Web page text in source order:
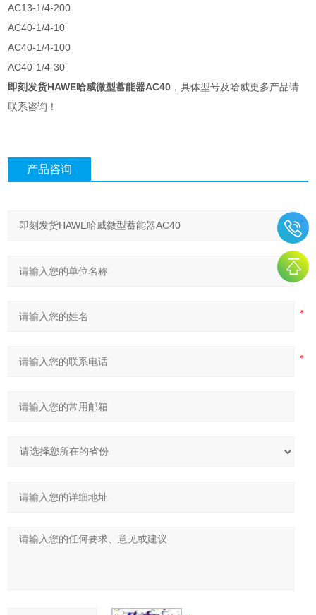
AC13-1/4-200
AC40-1/4-10
AC40-1/4-100
AC40-1/4-30
即刻发货HAWE哈威微型蓄能器AC40 ，具体型号及哈威更多产品请
联系咨询！
产品咨询